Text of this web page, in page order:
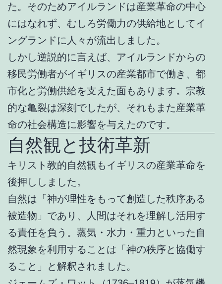
た。そのためアイルランドは産業革命の中心
にはなれず、むしろ労働力の供給地としてイ
ングランドに人々が流出しました。
しかし逆説的に言えば、アイルランドからの
移民労働者がイギリスの産業都市で働き、都
市化と労働供給を支えた面もあります。宗教
的な亀裂は深刻でしたが、それもまた産業革
命の社会構造に影響を与えたのです。
自然観と技術革新
キリスト教的自然観もイギリスの産業革命を
後押ししました。
自然は「神が理性をもって創造した秩序ある
被造物」であり、人間はそれを理解し活用す
る責任を負う。蒸気・水力・重力といった自
然現象を利用することは「神の秩序と協働す
ること」と解釈されました。